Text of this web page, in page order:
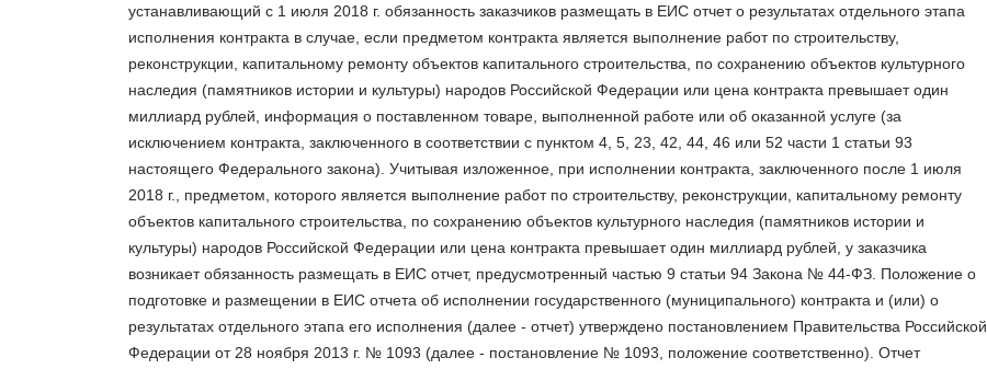
устанавливающий с 1 июля 2018 г. обязанность заказчиков размещать в ЕИС отчет о результатах отдельного этапа
исполнения контракта в случае, если предметом контракта является выполнение работ по строительству,
реконструкции, капитальному ремонту объектов капитального строительства, по сохранению объектов культурного
наследия (памятников истории и культуры) народов Российской Федерации или цена контракта превышает один
миллиард рублей, информация о поставленном товаре, выполненной работе или об оказанной услуге (за
исключением контракта, заключенного в соответствии с пунктом 4, 5, 23, 42, 44, 46 или 52 части 1 статьи 93
настоящего Федерального закона). Учитывая изложенное, при исполнении контракта, заключенного после 1 июля
2018 г., предметом, которого является выполнение работ по строительству, реконструкции, капитальному ремонту
объектов капитального строительства, по сохранению объектов культурного наследия (памятников истории и
культуры) народов Российской Федерации или цена контракта превышает один миллиард рублей, у заказчика
возникает обязанность размещать в ЕИС отчет, предусмотренный частью 9 статьи 94 Закона № 44-ФЗ. Положение о
подготовке и размещении в ЕИС отчета об исполнении государственного (муниципального) контракта и (или) о
результатах отдельного этапа его исполнения (далее - отчет) утверждено постановлением Правительства Российской
Федерации от 28 ноября 2013 г. № 1093 (далее - постановление № 1093, положение соответственно). Отчет